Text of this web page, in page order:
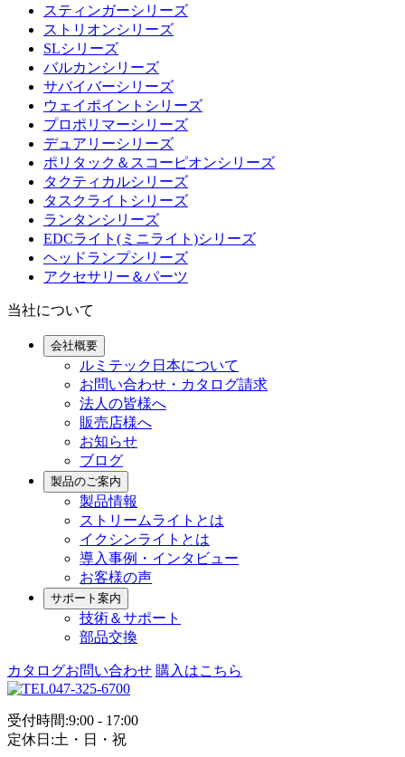
スティンガーシリーズ
ストリオンシリーズ
SLシリーズ
バルカンシリーズ
サバイバーシリーズ
ウェイポイントシリーズ
プロポリマーシリーズ
デュアリーシリーズ
ポリタック＆スコーピオンシリーズ
タクティカルシリーズ
タスクライトシリーズ
ランタンシリーズ
EDCライト(ミニライト)シリーズ
ヘッドランプシリーズ
アクセサリー＆パーツ
当社について
会社概要
ルミテック日本について
お問い合わせ・カタログ請求
法人の皆様へ
販売店様へ
お知らせ
ブログ
製品のご案内
製品情報
ストリームライトとは
イクシンライトとは
導入事例・インタビュー
お客様の声
サポート案内
技術＆サポート
部品交換
カタログお問い合わせ 購入はこちら
047-325-6700
受付時間:9:00 - 17:00
定休日:土・日・祝